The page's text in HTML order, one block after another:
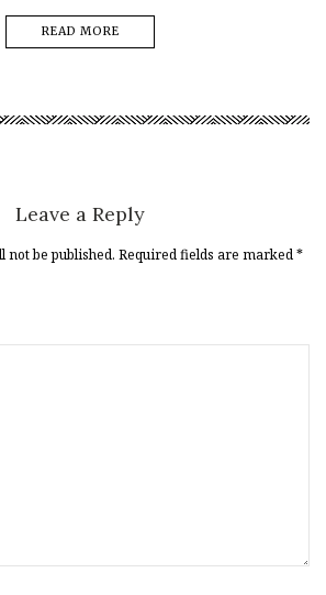
READ MORE
Leave a Reply
not be published. Required fields are marked*